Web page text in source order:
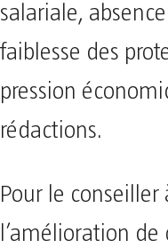
salariale,
faiblesse des
pression
rédactions.
Pour le conseiller
l’amélioration